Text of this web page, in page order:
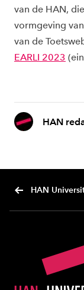
van de HAN,
vormgeving
van de
EARLI 2023
HAN
HAN